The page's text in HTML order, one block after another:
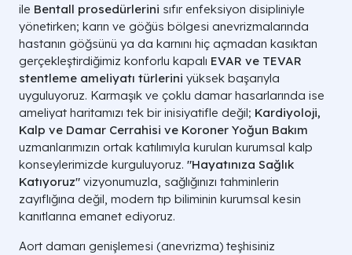
ile Bentall prosedürlerini sıfır enfeksiyon disipliniyle
yönetirken; karın ve göğüs bölgesi anevrizmalarında
hastanın göğsünü ya da karnını hiç açmadan kasıktan
gerçekleştirdiğimiz konforlu kapalı EVAR ve TEVAR
stentleme ameliyatı türlerini yüksek başarıyla
uyguluyoruz. Karmaşık ve çoklu damar hasarlarında ise
ameliyat haritamızı tek bir inisiyatifle değil; Kardiyoloji,
Kalp ve Damar Cerrahisi ve Koroner Yoğun Bakım
uzmanlarımızın ortak katılımıyla kurulan kurumsal kalp
konseylerimizde kurguluyoruz. "Hayatınıza Sağlık
Katıyoruz" vizyonumuzla, sağlığınızı tahminlerin
zayıflığına değil, modern tıp biliminin kurumsal kesin
kanıtlarına emanet ediyoruz.
Aort damarı genişlemesi (anevrizma) teşhisiniz